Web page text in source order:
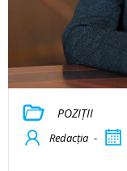
POZIȚII
Redacția -